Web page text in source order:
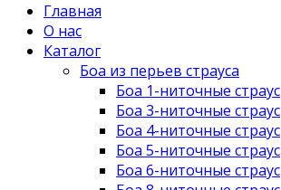
Главная
О нас
Каталог
Боа из перьев страуса
Боа 1-ниточные страус
Боа 3-ниточные страус
Боа 4-ниточные страус
Боа 5-ниточные страус
Боа 6-ниточные страус